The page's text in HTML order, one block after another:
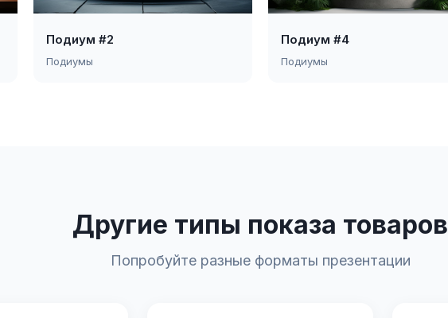
Подиум #2
Подиумы
Подиум #4
Подиумы
Другие типы показа товаров
Попробуйте разные форматы презентации